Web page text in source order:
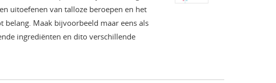
uitoefenen van talloze beroepen en het
belang. Maak bijvoorbeeld maar eens als
ingrediënten en dito verschillende